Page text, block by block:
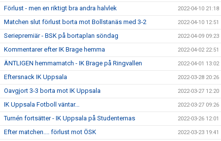
Förlust - men en riktigt bra andra halvlek 2022-04-10 21:18
Matchen slut förlust borta mot Bollstanäs med 3-2 2022-04-10 12:51
Seriepremiär - BSK på bortaplan söndag 2022-04-09 09:23
Kommentarer efter IK Brage hemma 2022-04-02 22:51
ÄNTLIGEN hemmamatch - IK Brage på Ringvallen 2022-04-01 13:02
Eftersnack IK Uppsala 2022-03-28 20:26
Oavgjort 3-3 borta mot IK Uppsala 2022-03-27 12:20
IK Uppsala Fotboll väntar... 2022-03-27 09:26
Turnén fortsätter - IK Uppsala på Studenternas 2022-03-26 12:01
Efter matchen.... förlust mot ÖSK 2022-03-23 19:41